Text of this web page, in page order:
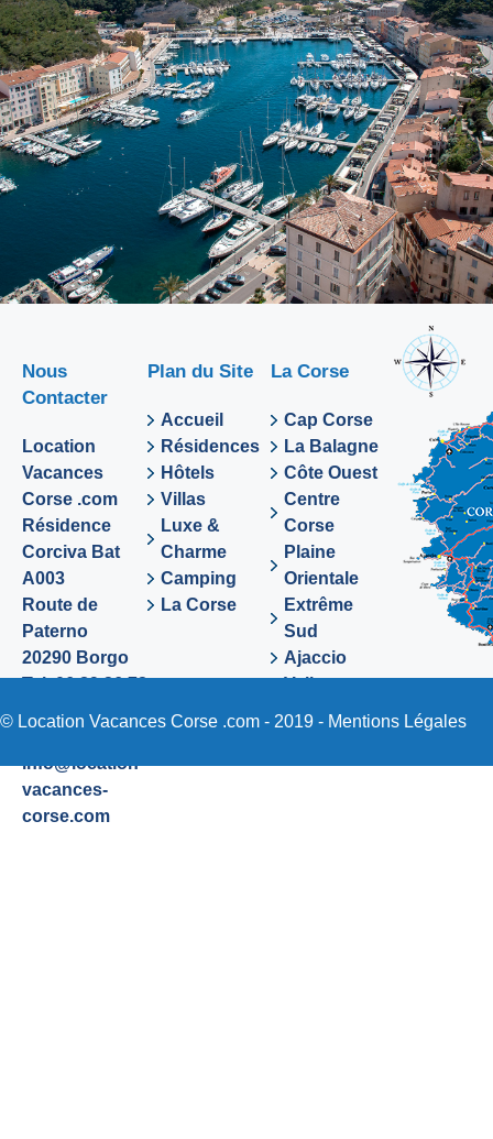
Nous
Contacter
Location
Vacances
Corse .com
Résidence
Corciva Bat
A003
Route de
Paterno
20290 Borgo
Tel. 06 89 36 72
info@location-
vacances-
corse.com
Plan du Site
Accueil
Résidences
Hôtels
Villas
Luxe &
Charme
Camping
La Corse
La Corse
Cap Corse
La Balagne
Côte Ouest
Centre
Corse
Plaine
Orientale
Extrême
Sud
Ajaccio
Valinco
Sartene
© Location Vacances Corse .com - 2019 - Mentions Légales